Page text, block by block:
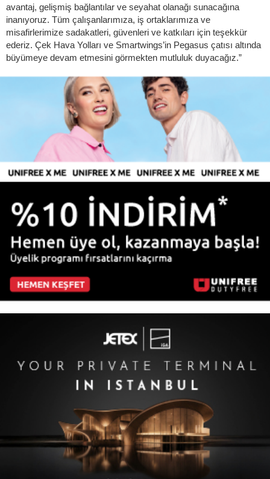
avantaj, gelişmiş bağlantılar ve seyahat olanağı sunacağına
inanıyoruz. Tüm çalışanlarımıza, iş ortaklarımıza ve
misafirlerimize sadakatleri, güvenleri ve katkıları için teşekkür
ederiz. Çek Hava Yolları ve Smartwings’in Pegasus çatısı altında
büyümeye devam etmesini görmekten mutluluk duyacağız.”